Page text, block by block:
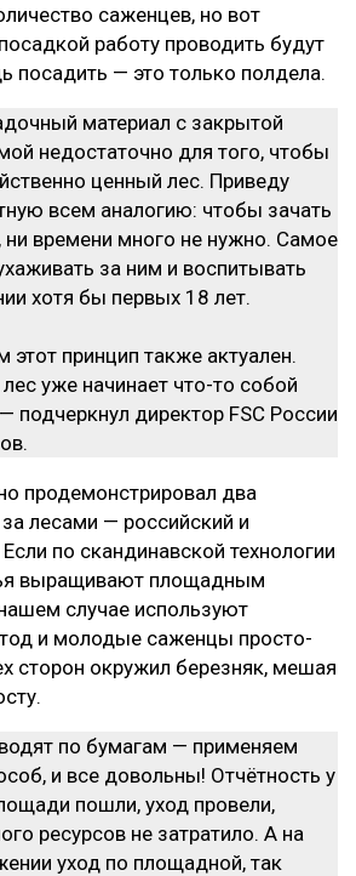
саженцев, но вот
работу проводить будут
посадить — это только полдела.
материал с закрытой
недостаточно для того, чтобы
ценный лес. Приведу
всем аналогию: чтобы зачать
ни времени много не нужно. Самое
за ним и воспитывать
хотя бы первых 18 лет.
этот принцип также актуален.
уже начинает что-то собой
подчеркнул директор FSC России
продемонстрировал два
лесами — российский и
по скандинавской технологии
выращивают площадным
случае используют
и молодые саженцы просто-
сторон окружил березняк, мешая
по бумагам — применяем
и все довольны! Отчётность у
пошли, уход провели,
ресурсов не затратило. А на
уход по площадной, так